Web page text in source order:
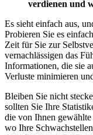
verdienen und
Es sieht einfach aus,
Probieren Sie es
Zeit für Sie zur
vernachlässigen das
Informationen, die sie
Verluste minimieren
Bleiben Sie nicht
sollten Sie Ihre
die von Ihnen
wo Ihre